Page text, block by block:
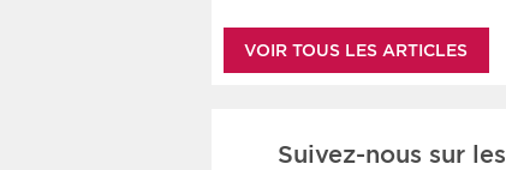
VOIR TOUS LES ARTICLES
Suivez-nous sur les